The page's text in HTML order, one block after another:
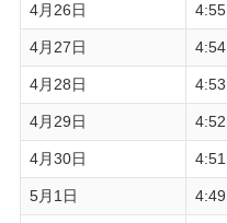
4月26日 4:55
4月27日 4:54
4月28日 4:53
4月29日 4:52
4月30日 4:51
5月1日 4:49